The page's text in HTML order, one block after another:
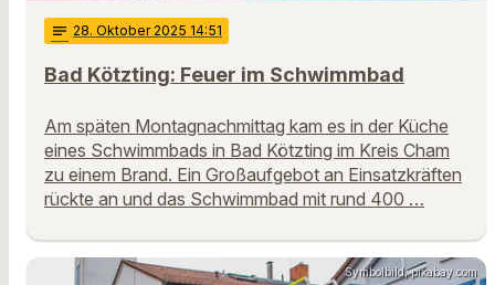
notes 28. Oktober 2025 14:51
Bad Kötzting: Feuer im Schwimmbad
Am späten Montagnachmittag kam es in der Küche
eines Schwimmbads in Bad Kötzting im Kreis Cham
zu einem Brand. Ein Großaufgebot an Einsatzkräften
rückte an und das Schwimmbad mit rund 400 …
Symbolbild, pixabay.com